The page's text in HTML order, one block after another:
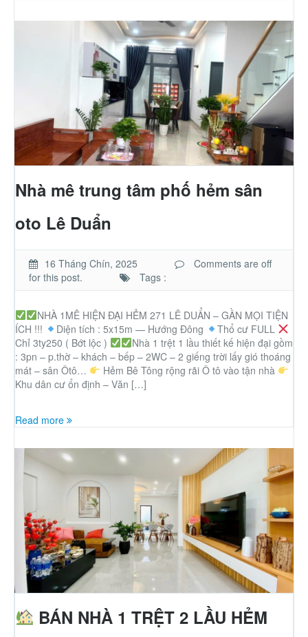
Nhà đất cho thuê
Thành Phố Cà Phê
Ecocity Premia
Liên hệ
Nhà mê trung tâm phố hẻm sân
oto Lê Duẩn
16 Tháng Chín, 2025
Comments are off
for this post.
Tags :
NHÀ 1MÊ HIỆN ĐẠI HẺM 271 LÊ DUẨN – GẦN MỌI TIỆN
ÍCH !!!
Diện tích : 5x15m — Hướng Đông
Thổ cư FULL
Chỉ 3ty250 ( Bớt lộc )
Nhà 1 trệt 1 lầu thiết kế hiện đại gồm
: 3pn – p.thờ – khách – bếp – 2WC – 2 giếng trời lấy gió thoáng
mát – sân Ôtô…
Hẻm Bê Tông rộng rãi Ô tô vào tận nhà
Khu dân cư ổn định – Văn […]
Read more
BÁN NHÀ 1 TRỆT 2 LẦU HẺM